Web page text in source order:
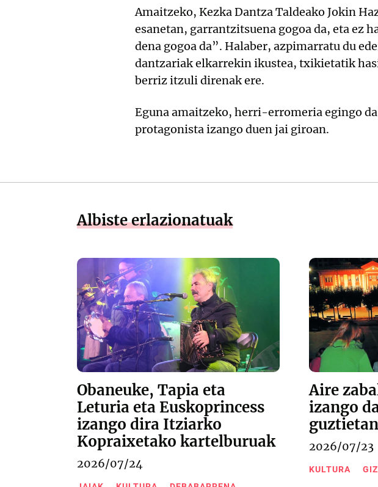
Amaitzeko, Kezka Dantza Taldeako Jokin
esanetan, garrantzitsuena gogoa da, eta ez
dena gogoa da”. Halaber, azpimarratu du
dantzariak elkarrekin ikustea, txikietatik
berriz itzuli direnak ere.
Eguna amaitzeko, herri-erromeria egingo
protagonista izango duen jai giroan.
Albiste erlazionatuak
Obaneuke, Tapia eta
Leturia eta Euskoprincess
izango dira Itziarko
Kopraixetako kartelburuak
2026/07/24
Aire
izango
2026/07/23
KULTURA